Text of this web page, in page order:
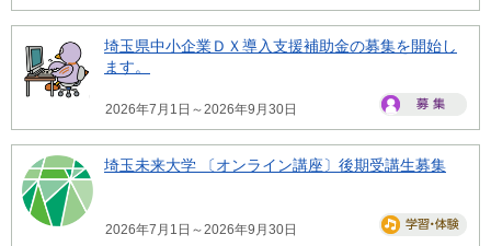
埼玉県中小企業ＤＸ導入支援補助金の募集を開始し
ます。
2026年7月1日～2026年9月30日
埼玉未来大学 〔オンライン講座〕後期受講生募集
2026年7月1日～2026年9月30日